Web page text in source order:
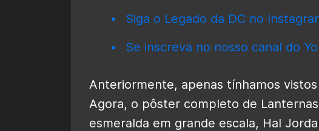
Siga o Legado da DC no
Se inscreva no nosso canal do
Anteriormente, apenas tínhamos
Agora, o pôster completo de
esmeralda em grande escala, Hal